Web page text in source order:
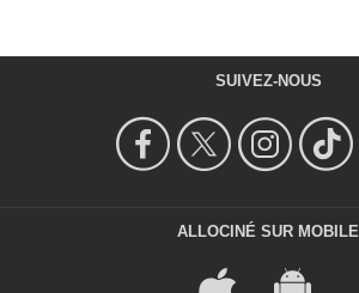
SUIVEZ-NOUS
ALLOCINÉ SUR MOBILE